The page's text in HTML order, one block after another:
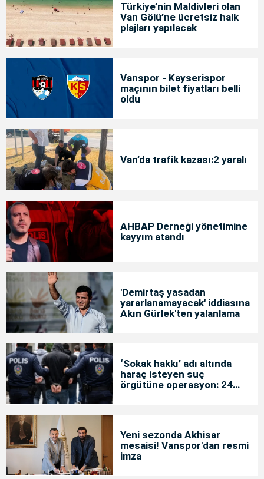
Türkiye’nin Maldivleri olan
Van Gölü’ne ücretsiz halk
plajları yapılacak
Vanspor - Kayserispor
maçının bilet fiyatları belli
oldu
Van’da trafik kazası:2 yaralı
AHBAP Derneği yönetimine
kayyım atandı
'Demirtaş yasadan
yararlanamayacak' iddiasına
Akın Gürlek'ten yalanlama
‘Sokak hakkı’ adı altında
haraç isteyen suç
örgütüne operasyon: 24
Yeni sezonda Akhisar
mesaisi! Vanspor'dan resmi
imza